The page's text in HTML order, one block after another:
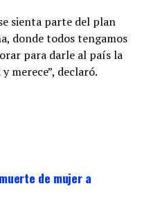
sienta parte del plan
donde todos tengamos
para darle al país la
merece”, declaró.
de mujer a